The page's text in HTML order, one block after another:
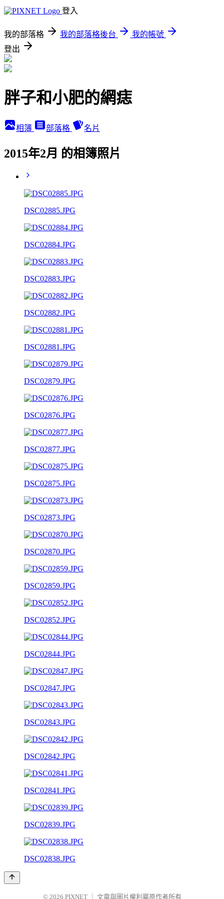
登入
我的部落格 我的部落格後台
我的帳號
登出
胖子和小肥的網痣
相簿 部落格 名片
2015年2月 的相簿照片
DSC02885.JPG
DSC02884.JPG
DSC02883.JPG
DSC02882.JPG
DSC02881.JPG
DSC02879.JPG
DSC02876.JPG
DSC02877.JPG
DSC02875.JPG
DSC02873.JPG
DSC02870.JPG
DSC02859.JPG
DSC02852.JPG
DSC02844.JPG
DSC02847.JPG
DSC02843.JPG
DSC02842.JPG
DSC02841.JPG
DSC02839.JPG
DSC02838.JPG
© 2026 PIXNET 文章與圖片權利屬原作者所有